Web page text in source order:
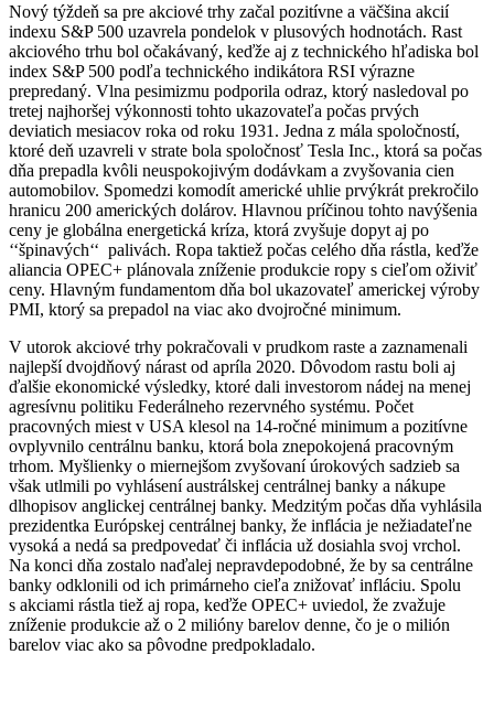
Nový týždeň sa pre akciové trhy začal pozitívne a väčšina akcií
indexu S&P 500 uzavrela pondelok v plusových hodnotách. Rast
akciového trhu bol očakávaný, keďže aj z technického hľadiska bol
index S&P 500 podľa technického indikátora RSI výrazne
prepredaný. Vlna pesimizmu podporila odraz, ktorý nasledoval po
tretej najhoršej výkonnosti tohto ukazovateľa počas prvých
deviatich mesiacov roka od roku 1931. Jedna z mála spoločností,
ktoré deň uzavreli v strate bola spoločnosť Tesla Inc., ktorá sa počas
dňa prepadla kvôli neuspokojivým dodávkam a zvyšovania cien
automobilov. Spomedzi komodít americké uhlie prvýkrát prekročilo
hranicu 200 amerických dolárov. Hlavnou príčinou tohto navýšenia
ceny je globálna energetická kríza, ktorá zvyšuje dopyt aj po
‘‘špinavých‘‘ palivách. Ropa taktiež počas celého dňa rástla, keďže
aliancia OPEC+ plánovala zníženie produkcie ropy s cieľom oživiť
ceny. Hlavným fundamentom dňa bol ukazovateľ americkej výroby
PMI, ktorý sa prepadol na viac ako dvojročné minimum.
V utorok akciové trhy pokračovali v prudkom raste a zaznamenali
najlepší dvojdňový nárast od apríla 2020. Dôvodom rastu boli aj
ďalšie ekonomické výsledky, ktoré dali investorom nádej na menej
agresívnu politiku Federálneho rezervného systému. Počet
pracovných miest v USA klesol na 14-ročné minimum a pozitívne
ovplyvnilo centrálnu banku, ktorá bola znepokojená pracovným
trhom. Myšlienky o miernejšom zvyšovaní úrokových sadzieb sa
však utlmili po vyhlásení austrálskej centrálnej banky a nákupe
dlhopisov anglickej centrálnej banky. Medzitým počas dňa vyhlásila
prezidentka Európskej centrálnej banky, že inflácia je nežiadateľne
vysoká a nedá sa predpovedať či inflácia už dosiahla svoj vrchol.
Na konci dňa zostalo naďalej nepravdepodobné, že by sa centrálne
banky odklonili od ich primárneho cieľa znižovať infláciu. Spolu
s akciami rástla tiež aj ropa, keďže OPEC+ uviedol, že zvažuje
zníženie produkcie až o 2 milióny barelov denne, čo je o milión
barelov viac ako sa pôvodne predpokladalo.